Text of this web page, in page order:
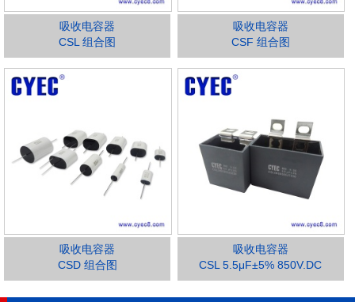
吸收电容器
CSL 组合图
吸收电容器
CSF 组合图
吸收电容器
CSD 组合图
吸收电容器
CSL 5.5μF±5% 850V.DC